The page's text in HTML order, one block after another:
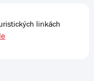
linkách